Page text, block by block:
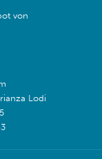
von
Lodi